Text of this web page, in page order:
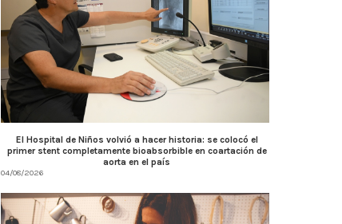
El Hospital de Niños volvió a hacer historia: se colocó el
primer stent completamente bioabsorbible en coartación de
aorta en el país
04/08/2026